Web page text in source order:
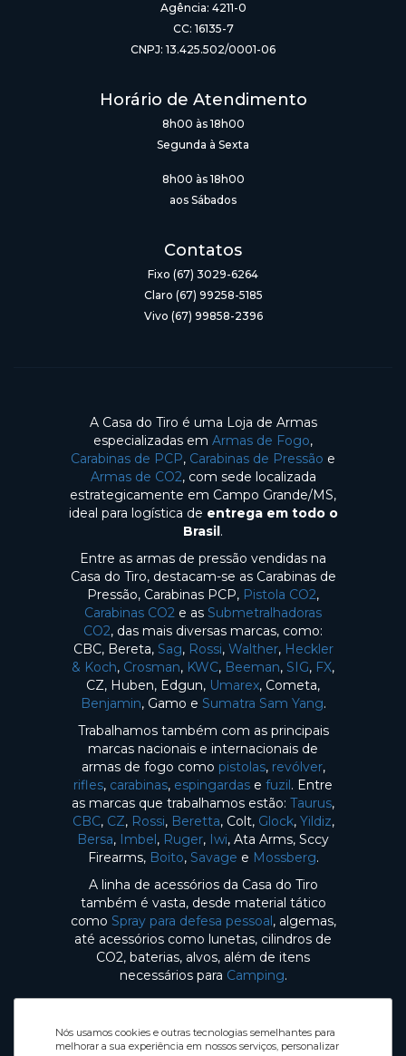
Nós usamos cookies e outras tecnologias semelhantes para
melhorar a sua experiência em nossos serviços, personalizar
Agência: 4211-0
CC: 16135-7
CNPJ: 13.425.502/0001-06
Horário de Atendimento
8h00 às 18h00
Segunda à Sexta
8h00 às 18h00
aos Sábados
Contatos
Fixo (67) 3029-6264
Claro (67) 99258-5185
Vivo (67) 99858-2396
A Casa do Tiro é uma Loja de Armas
especializadas em Armas de Fogo,
Carabinas de PCP, Carabinas de Pressão e
Armas de CO2, com sede localizada
estrategicamente em Campo Grande/MS,
ideal para logística de entrega em todo o
Brasil.
Entre as armas de pressão vendidas na
Casa do Tiro, destacam-se as Carabinas de
Pressão, Carabinas PCP, Pistola CO2,
Carabinas CO2 e as Submetralhadoras
CO2, das mais diversas marcas, como:
CBC, Bereta, Sag, Rossi, Walther, Heckler
& Koch, Crosman, KWC, Beeman, SIG, FX,
CZ, Huben, Edgun, Umarex, Cometa,
Benjamin, Gamo e Sumatra Sam Yang.
Trabalhamos também com as principais
marcas nacionais e internacionais de
armas de fogo como pistolas, revólver,
rifles, carabinas, espingardas e fuzil. Entre
as marcas que trabalhamos estão: Taurus,
CBC, CZ, Rossi, Beretta, Colt, Glock, Yildiz,
Bersa, Imbel, Ruger, Iwi, Ata Arms, Sccy
Firearms, Boito, Savage e Mossberg.
A linha de acessórios da Casa do Tiro
também é vasta, desde material tático
como Spray para defesa pessoal, algemas,
até acessórios como lunetas, cilindros de
CO2, baterias, alvos, além de itens
necessários para Camping.